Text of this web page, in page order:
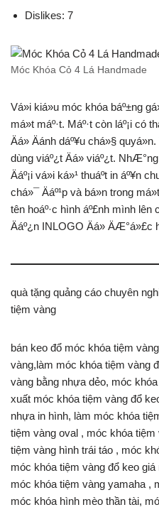
Dislikes: 7
Móc Khóa Cỏ 4 Lá Handmade
Vá»i kiá»u móc khóa báº±ng
má»t máº·t. Máº·t còn láº¡i có
Äá» Äánh dáº¥u chá»§
dùng viáº¿t Äá» viáº¿t.
Äáº¡i vá»i ká»¹ thuáº­t in áº¥n
chá»¯ Äáº¹p và bá»n trong
tên hoáº·c hình áº£nh mình lên
Äáº¿n INLOGO Äá» ÄÆ°á»£c
quà tặng quảng cáo chuyên
tiệm vàng
bán keo đổ móc khóa tiệm
vàng,làm móc khóa tiệm vàng
vàng bằng nhựa dẻo, móc
xuất móc khóa tiệm vàng đổ
nhựa in hình, làm móc khóa
tiệm vàng oval , móc khóa
tiệm vàng hình trái táo , móc
móc khóa tiệm vàng đổ keo
móc khóa tiệm vàng yamaha ,
móc khóa hình mèo thần tài,